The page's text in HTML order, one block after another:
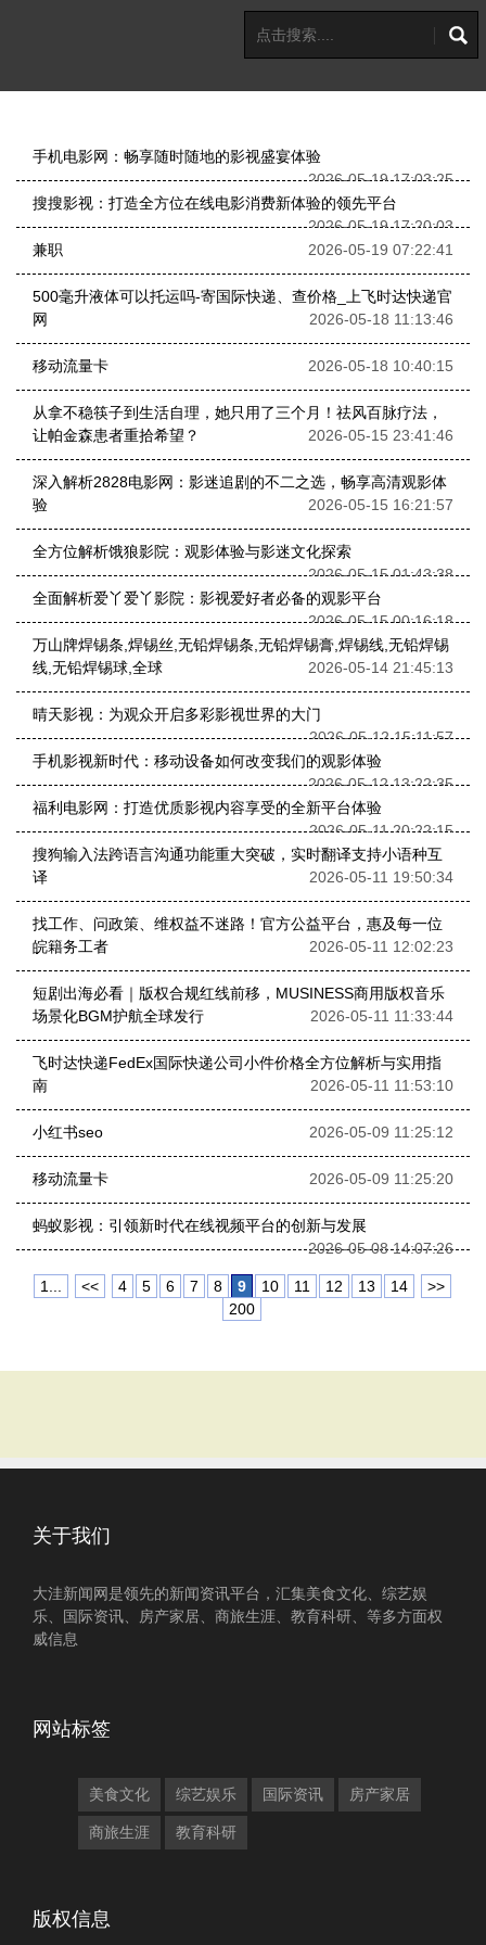
手机电影网：畅享随时随地的影视盛宴体验
2026-05-19 17:03:25
搜搜影视：打造全方位在线电影消费新体验的领先平台
2026-05-19 17:20:03
兼职
2026-05-19 07:22:41
500毫升液体可以托运吗-寄国际快递、查价格_上飞时达快递官
网
2026-05-18 11:13:46
移动流量卡 2026-05-18 10:40:15
从拿不稳筷子到生活自理，她只用了三个月！祛风百脉疗法，
让帕金森患者重拾希望？
2026-05-15 23:41:46
深入解析2828电影网：影迷追剧的不二之选，畅享高清观影体
验
2026-05-15 16:21:57
全方位解析饿狼影院：观影体验与影迷文化探索
2026-05-15 01:43:38
全面解析爱丫爱丫影院：影视爱好者必备的观影平台
2026-05-15 00:16:18
万山牌焊锡条,焊锡丝,无铅焊锡条,无铅焊锡膏,焊锡线,无铅焊锡
线,无铅焊锡球,全球
2026-05-14 21:45:13
晴天影视：为观众开启多彩影视世界的大门
2026-05-12 15:11:57
手机影视新时代：移动设备如何改变我们的观影体验
2026-05-12 13:22:35
福利电影网：打造优质影视内容享受的全新平台体验
2026-05-11 20:22:15
搜狗输入法跨语言沟通功能重大突破，实时翻译支持小语种互
译
2026-05-11 19:50:34
找工作、问政策、维权益不迷路！官方公益平台，惠及每一位
皖籍务工者
2026-05-11 12:02:23
短剧出海必看｜版权合规红线前移，MUSINESS商用版权音乐
场景化BGM护航全球发行
2026-05-11 11:33:44
飞时达快递FedEx国际快递公司小件价格全方位解析与实用指
南
2026-05-11 11:53:10
小红书seo 2026-05-09 11:25:12
移动流量卡 2026-05-09 11:25:20
蚂蚁影视：引领新时代在线视频平台的创新与发展
2026-05-08 14:07:26
1... << 4 5 6 7 8 9 10 11 12 13 14
>>
200
关于我们
大洼新闻网是领先的新闻资讯平台，汇集美食文化、综艺娱
乐、国际资讯、房产家居、商旅生涯、教育科研、等多方面权
威信息
网站标签
美食文化 综艺娱乐 国际资讯 房产家居
商旅生涯 教育科研
版权信息